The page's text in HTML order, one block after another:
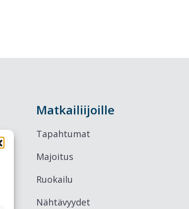
Matkailiijoille
Tapahtumat
Majoitus
Ruokailu
Nähtävyydet